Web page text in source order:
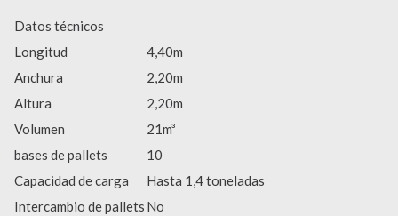
Datos técnicos
Longitud
4,40m
Anchura
2,20m
Altura
2,20m
Volumen
21m³
bases de pallets
10
Capacidad de carga
Hasta 1,4 toneladas
Intercambio de pallets No